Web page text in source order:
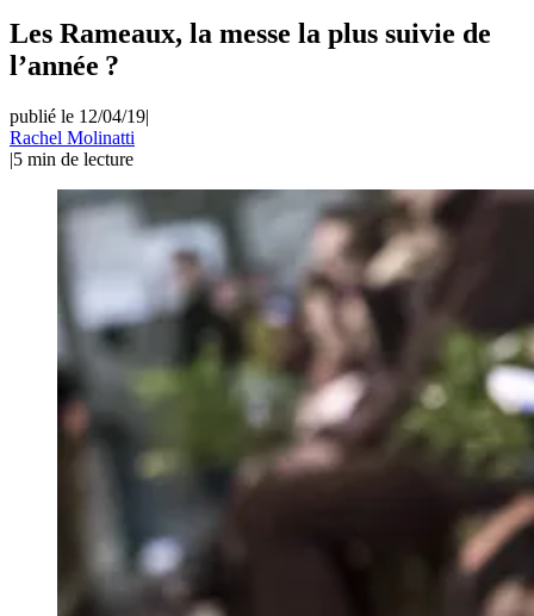
Les Rameaux, la messe la plus suivie de
l’année ?
publié le 12/04/19|
Rachel Molinatti
|5 min de lecture